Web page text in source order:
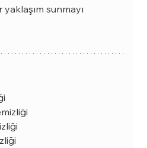
sunmayı